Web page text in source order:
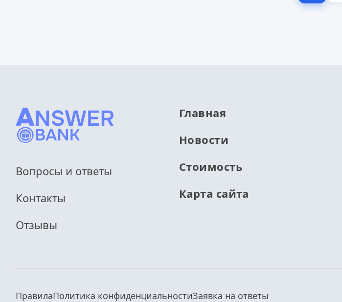
Вопросы и ответы
Контакты
Отзывы
Главная
Новости
Стоимость
Карта сайта
ПравилаПолитика конфиденциальностиЗаявка на ответы